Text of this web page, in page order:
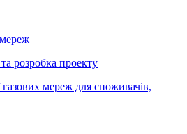
розробка проекту
мереж для споживачів,